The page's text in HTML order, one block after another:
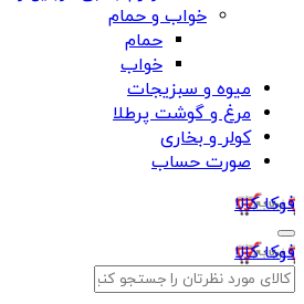
خواب و حمام
حمام
خواب
میوه و سبزیجات
مرغ و گوشت پرطلا
کولر و بخاری
صورت حساب
فوکا کالا
فوکا کالا